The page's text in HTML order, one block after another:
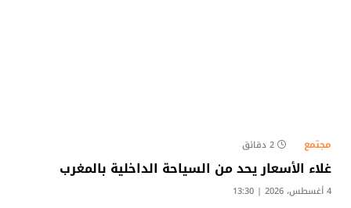
مجتمع 2 دقائق
غلاء الأسعار يحد من السياحة الداخلية بالمغرب
4 أغسطس، 2026 | 13:30